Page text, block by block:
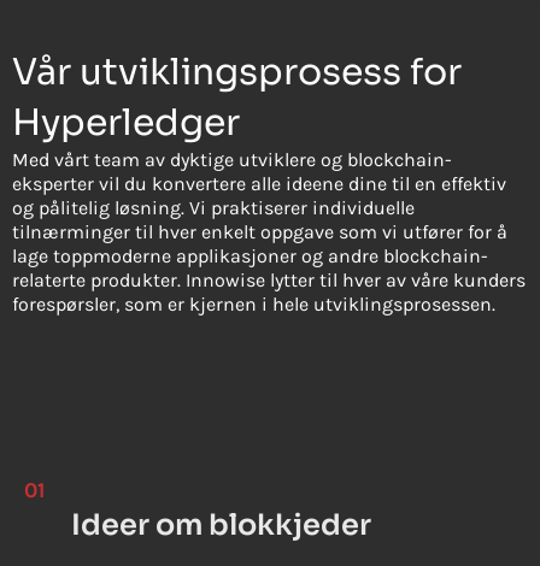
Vår utviklingsprosess for
Hyperledger
Med vårt team av dyktige utviklere og blockchain-
eksperter vil du konvertere alle ideene dine til en effektiv
og pålitelig løsning. Vi praktiserer individuelle
tilnærminger til hver enkelt oppgave som vi utfører for å
lage toppmoderne applikasjoner og andre blockchain-
relaterte produkter. Innowise lytter til hver av våre kunders
forespørsler, som er kjernen i hele utviklingsprosessen.
01
Ideer om blokkjeder